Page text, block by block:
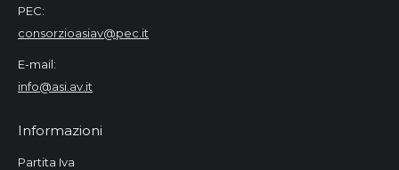
PEC:
consorzioasiav@pec.it
E-mail:
info@asi.av.it
Informazioni
Partita Iva